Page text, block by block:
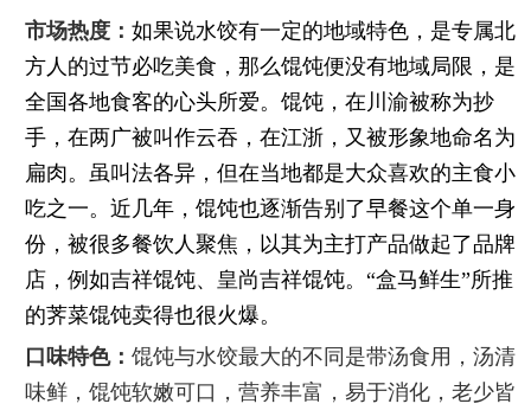
市场热度：如果说水饺有一定的地域特色，是专属北
方人的过节必吃美食，那么馄饨便没有地域局限，是
全国各地食客的心头所爱。馄饨，在川渝被称为抄
手，在两广被叫作云吞，在江浙，又被形象地命名为
扁肉。虽叫法各异，但在当地都是大众喜欢的主食小
吃之一。近几年，馄饨也逐渐告别了早餐这个单一身
份，被很多餐饮人聚焦，以其为主打产品做起了品牌
店，例如吉祥馄饨、皇尚吉祥馄饨。“盒马鲜生”所推
的荠菜馄饨卖得也很火爆。
口味特色：馄饨与水饺最大的不同是带汤食用，汤清
味鲜，馄饨软嫩可口，营养丰富，易于消化，老少皆